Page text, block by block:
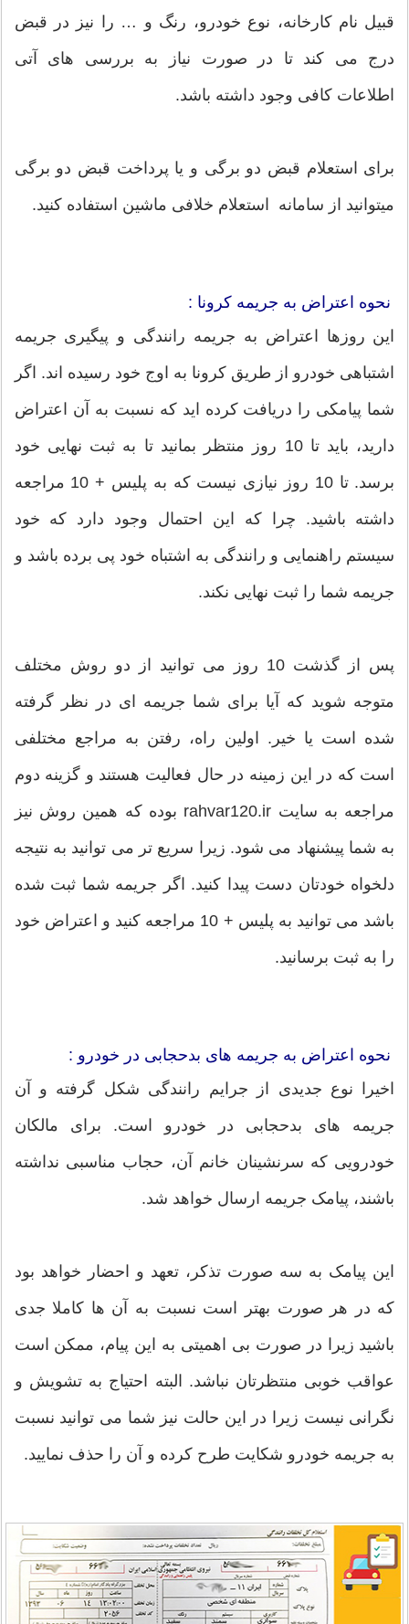
قبیل نام کارخانه، نوع خودرو، رنگ و … را نیز در قبض
درج می کند تا در صورت نیاز به بررسی های آتی
اطلاعات کافی وجود داشته باشد.
برای استعلام قبض دو برگی و یا پرداخت قبض دو برگی
میتوانید از سامانه استعلام خلافی ماشین استفاده کنید.
نحوه اعتراض به جریمه کرونا :
این روزها اعتراض به جریمه رانندگی و پیگیری جریمه
اشتباهی خودرو از طریق کرونا به اوج خود رسیده اند. اگر
شما پیامکی را دریافت کرده اید که نسبت به آن اعتراض
دارید، باید تا 10 روز منتظر بمانید تا به ثبت نهایی خود
برسد. تا 10 روز نیازی نیست که به پلیس + 10 مراجعه
داشته باشید. چرا که این احتمال وجود دارد که خود
سیستم راهنمایی و رانندگی به اشتباه خود پی برده باشد و
جریمه شما را ثبت نهایی نکند.
پس از گذشت 10 روز می توانید از دو روش مختلف
متوجه شوید که آیا برای شما جریمه ای در نظر گرفته
شده است یا خیر. اولین راه، رفتن به مراجع مختلفی
است که در این زمینه در حال فعالیت هستند و گزینه دوم
مراجعه به سایت rahvar120.ir بوده که همین روش نیز
به شما پیشنهاد می شود. زیرا سریع تر می توانید به نتیجه
دلخواه خودتان دست پیدا کنید. اگر جریمه شما ثبت شده
باشد می توانید به پلیس + 10 مراجعه کنید و اعتراض خود
را به ثبت برسانید.
نحوه اعتراض به جریمه های بدحجابی در خودرو :
اخیرا نوع جدیدی از جرایم رانندگی شکل گرفته و آن
جریمه های بدحجابی در خودرو است. برای مالکان
خودرویی که سرنشینان خانم آن، حجاب مناسبی نداشته
باشند، پیامک جریمه ارسال خواهد شد.
این پیامک به سه صورت تذکر، تعهد و احضار خواهد بود
که در هر صورت بهتر است نسبت به آن ها کاملا جدی
باشید زیرا در صورت بی اهمیتی به این پیام، ممکن است
عواقب خوبی منتظرتان نباشد. البته احتیاج به تشویش و
نگرانی نیست زیرا در این حالت نیز شما می توانید نسبت
به جریمه خودرو شکایت طرح کرده و آن را حذف نمایید.